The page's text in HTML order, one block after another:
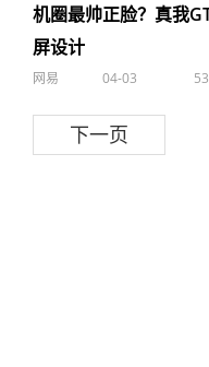
机圈最帅正脸？真我
屏设计
网易 04-03
下一页